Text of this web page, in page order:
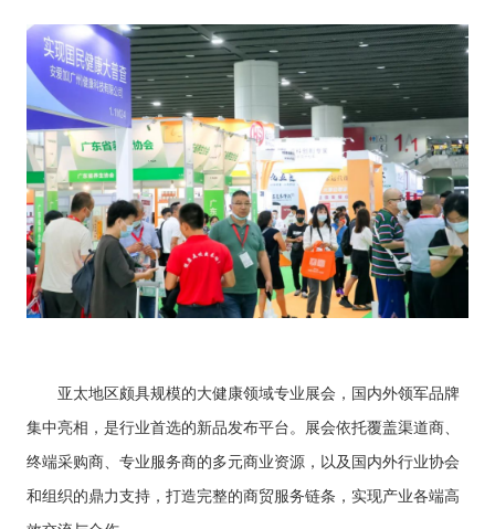
亚太地区颇具规模的大健康领域专业展会，国内外领军品牌
集中亮相，是行业首选的新品发布平台。展会依托覆盖渠道商、
终端采购商、专业服务商的多元商业资源，以及国内外行业协会
和组织的鼎力支持，打造完整的商贸服务链条，实现产业各端高